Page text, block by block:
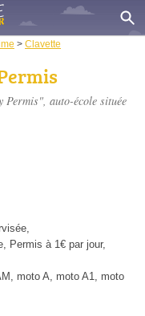
> Clavette
Permis", auto-école située
,
, Permis à 1€ par jour,
moto A, moto A1, moto